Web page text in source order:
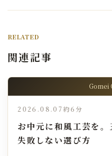
RELATED
関連記事
Gomei
2026.08.07 約6分
お中元に和風工芸を
失敗しない選び方